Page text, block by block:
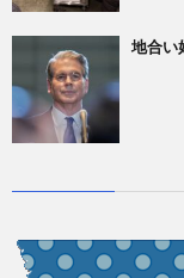
地合い